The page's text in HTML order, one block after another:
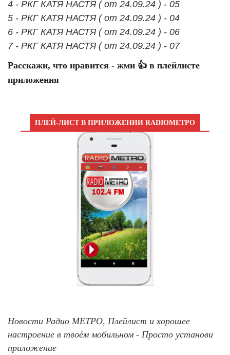
4 - РКГ КАТЯ НАСТЯ ( от 24.09.24 ) - 05
5 - РКГ КАТЯ НАСТЯ ( от 24.09.24 ) - 04
6 - РКГ КАТЯ НАСТЯ ( от 24.09.24 ) - 06
7 - РКГ КАТЯ НАСТЯ ( от 24.09.24 ) - 07
Расскажи, что нравится - жми 👍 в плейлисте
приложения
ПЛЕЙ-ЛИСТ В ПРИЛОЖЕНИИ RADIOМЕТРО
Новости Радио МЕТРО, Плейлист и хорошее
настроение в твоём мобильном - Просто установи
приложение